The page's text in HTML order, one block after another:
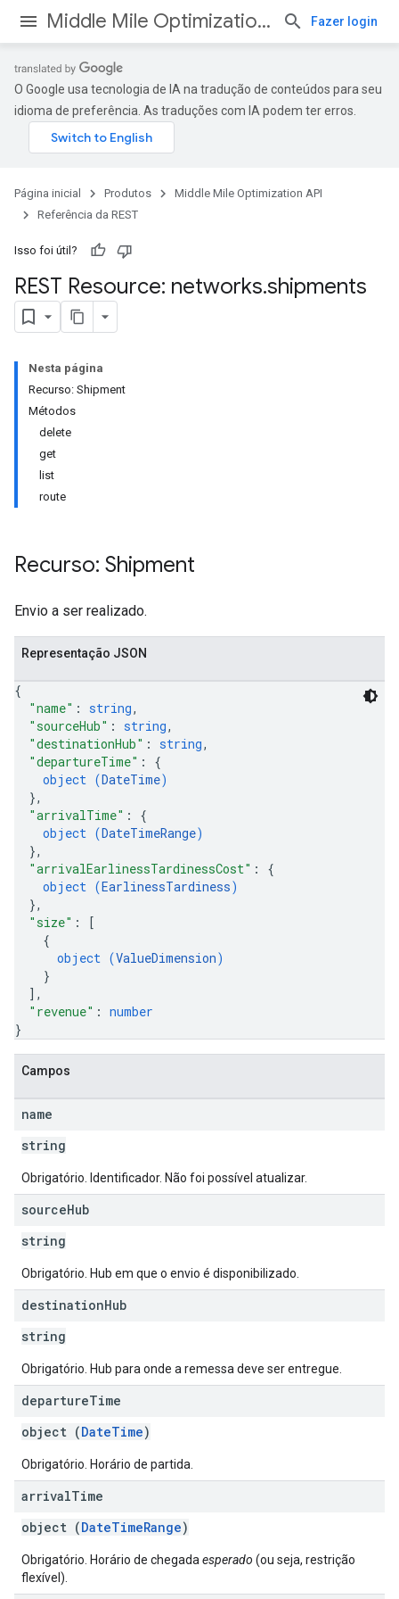
Middle Mile Optimization API Fazer login
O Google usa tecnologia de IA na tradução de conteúdos para seu
idioma de preferência. As traduções com IA podem ter erros.
Página inicial Produtos
Middle Mile Optimization API
Referência da REST
Isso foi útil?
REST Resource: networks.shipments
Nesta página
Recurso: Shipment
Métodos
delete
get
list
route
Recurso: Shipment
Envio a ser realizado.
Representação JSON
{
"name" : string,
"sourceHub" : string,
"destinationHub" : string,
"departureTime" : {
object (DateTime)
},
"arrivalTime" : {
object (DateTimeRange)
},
"arrivalEarlinessTardinessCost" : {
object (EarlinessTardiness)
},
"size" :
[
{
object (ValueDimension)
}
] ,
"revenue" : number
}
Campos
name
string
Obrigatório. Identificador. Não foi possível atualizar.
sourceHub
string
Obrigatório. Hub em que o envio é disponibilizado.
destinationHub
string
Obrigatório. Hub para onde a remessa deve ser entregue.
departureTime
object (DateTime)
Obrigatório. Horário de partida.
arrivalTime
object (DateTimeRange)
Obrigatório. Horário de chegada esperado (ou seja, restrição
flexível).